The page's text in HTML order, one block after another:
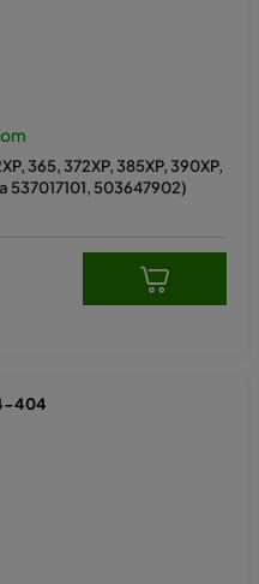
365, 372XP, 385XP, 390XP,
537017101, 503647902)
404